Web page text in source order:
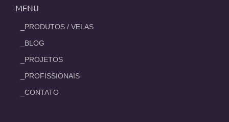
MENU
_PRODUTOS / VELAS
_BLOG
_PROJETOS
_PROFISSIONAIS
_CONTATO